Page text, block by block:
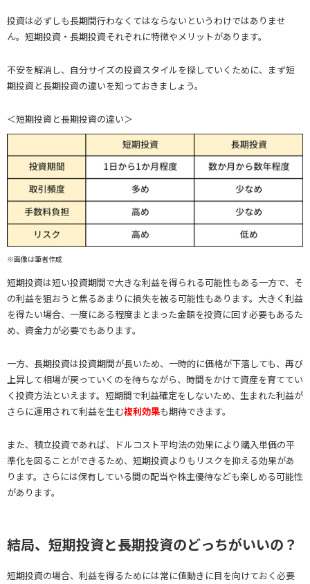
投資は必ずしも長期間行わなくてはならないというわけではありませ
ん。短期投資・長期投資それぞれに特徴やメリットがあります。
不安を解消し、自分サイズの投資スタイルを探していくために、まず短
期投資と長期投資の違いを知っておきましょう。
＜短期投資と長期投資の違い＞
※画像は筆者作成
短期投資は短い投資期間で大きな利益を得られる可能性もある一方で、そ
の利益を狙おうと焦るあまりに損失を被る可能性もあります。大きく利益
を得たい場合、一度にある程度まとまった金額を投資に回す必要もあるた
め、資金力が必要でもあります。
一方、長期投資は投資期間が長いため、一時的に価格が下落しても、再び
上昇して相場が戻っていくのを待ちながら、時間をかけて資産を育ててい
く投資方法といえます。短期間で利益確定をしないため、生まれた利益が
さらに運用されて利益を生む複利効果も期待できます。
また、積立投資であれば、ドルコスト平均法の効果により購入単価の平
準化を図ることができるため、短期投資よりもリスクを抑える効果があ
ります。さらには保有している間の配当や株主優待なども楽しめる可能性
があります。
結局、短期投資と長期投資のどっちがいいの？
短期投資の場合、利益を得るためには常に値動きに目を向けておく必要